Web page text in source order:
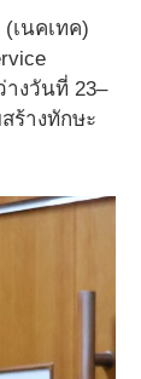
เนคเทค)
างวันที่ 23–
ร้างทักษะ